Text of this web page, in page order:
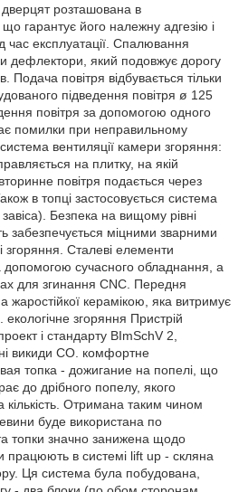
розташована в
гарантує його належну адгезію і
час експлуатації. Спалювання
дефлектори, який подовжує дорогу
Подача повітря відбувається тільки
підведення повітря ø 125
повітря за допомогою одного
помилки при неправильному
вентиляції камери згоряння:
на плитку, на якій
повітря подається через
в топці застосовується система
Безпека на вищому рівні
забезпечується міцними зварними
згоряння. Сталеві елементи
допомогою сучасного обладнання, а
для згинання CNC. Передня
жаростійкої керамікою, яка витримує
згоряння Пристрій
і стандарту BImSchV 2,
викиди CO. комфортне
топка - дожигание на попелі, що
до дрібного попелу, якого
кількість. Отримана таким чином
буде використана по
топки значно занижена щодо
працюють в системі lift up - скляна
Ця система була побудована,